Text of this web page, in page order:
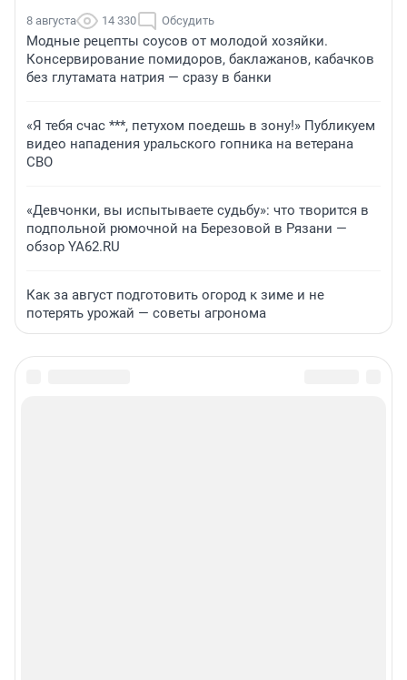
8 августа 14 330 Обсудить
Модные рецепты соусов от молодой хозяйки.
Консервирование помидоров, баклажанов, кабачков
без глутамата натрия — сразу в банки
«Я тебя счас ***, петухом поедешь в зону!» Публикуем
видео нападения уральского гопника на ветерана
СВО
«Девчонки, вы испытываете судьбу»: что творится в
подпольной рюмочной на Березовой в Рязани —
обзор YA62.RU
Как за август подготовить огород к зиме и не
потерять урожай — советы агронома